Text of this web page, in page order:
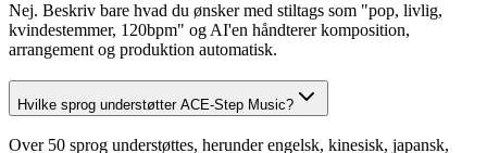
Nej. Beskriv bare hvad du ønsker med stiltags som "pop, livlig,
kvindestemmer, 120bpm" og AI'en håndterer komposition,
arrangement og produktion automatisk.
Hvilke sprog understøtter ACE-Step Music?
Over 50 sprog understøttes, herunder engelsk, kinesisk, japansk,